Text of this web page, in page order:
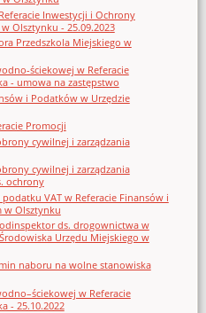
Inwestycji i Ochrony
Olsztynku - 25.09.2023
Przedszkola Miejskiego w
ściekowej w Referacie
- umowa na zastępstwo
i Podatków w Urzędzie
Promocji
cywilnej i zarządzania
cywilnej i zarządzania
ochrony
VAT w Referacie Finansów i
w Olsztynku
ds. drogownictwa w
Urzędu Miejskiego w
naboru na wolne stanowiska
w Referacie
- 25.10.2022